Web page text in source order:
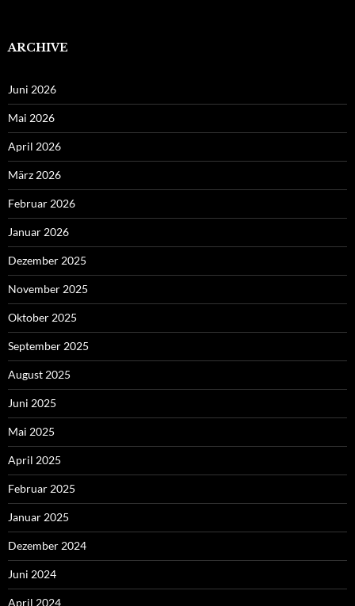
ARCHIVE
Juni 2026
Mai 2026
April 2026
März 2026
Februar 2026
Januar 2026
Dezember 2025
November 2025
Oktober 2025
September 2025
August 2025
Juni 2025
Mai 2025
April 2025
Februar 2025
Januar 2025
Dezember 2024
Juni 2024
April 2024